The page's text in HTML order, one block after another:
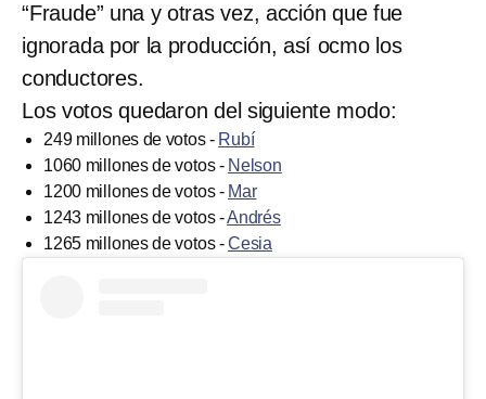
“Fraude” una y otras vez, acción que fue
ignorada por la producción, así ocmo los
conductores.
Los votos quedaron del siguiente modo:
249 millones de votos - Rubí
1060 millones de votos - Nelson
1200 millones de votos - Mar
1243 millones de votos -Andrés
1265 millones de votos -Cesia